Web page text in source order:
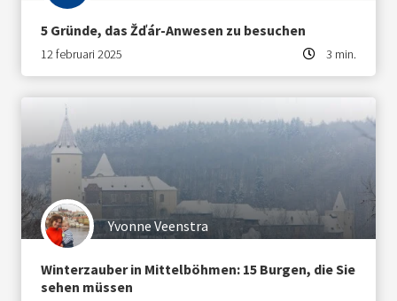
5 Gründe, das Žďár-Anwesen zu besuchen
12 februari 2025 3 min.
Yvonne Veenstra
Winterzauber in Mittelböhmen: 15 Burgen, die Sie
sehen müssen